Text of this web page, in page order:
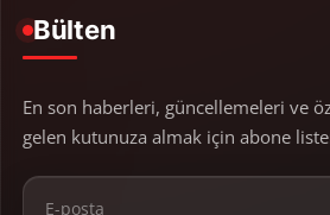
Bülten
En son haberleri, güncellemeleri ve
gelen kutunuza almak için abone